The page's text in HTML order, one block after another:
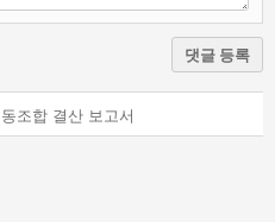
댓글 등록
조합 결산 보고서